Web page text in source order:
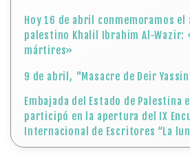
Latest Comments
Michaelded:
ремонт фотоаппаратов samsung: